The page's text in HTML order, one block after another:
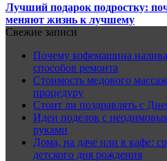
Лучший подарок подростку:
меняют жизнь к лучшему
Свежие записи
Почему кофемашина
способов ремонта
Стоимость медового
процедуру
Стоит ли поздравлять с
Идеи поделок с
руками
Дома, на даче или в кафе:
детского дня рождения